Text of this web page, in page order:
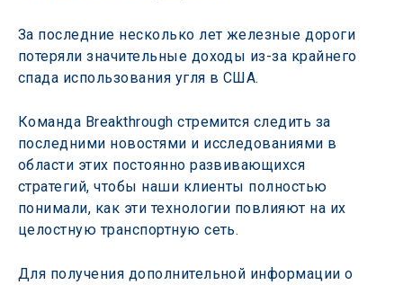
За последние несколько лет железные дороги
потеряли значительные доходы из-за крайнего
спада использования угля в США.
Команда Breakthrough стремится следить за
последними новостями и исследованиями в
области этих постоянно развивающихся
стратегий, чтобы наши клиенты полностью
понимали, как эти технологии повлияют на их
целостную транспортную сеть.
Для получения дополнительной информации о